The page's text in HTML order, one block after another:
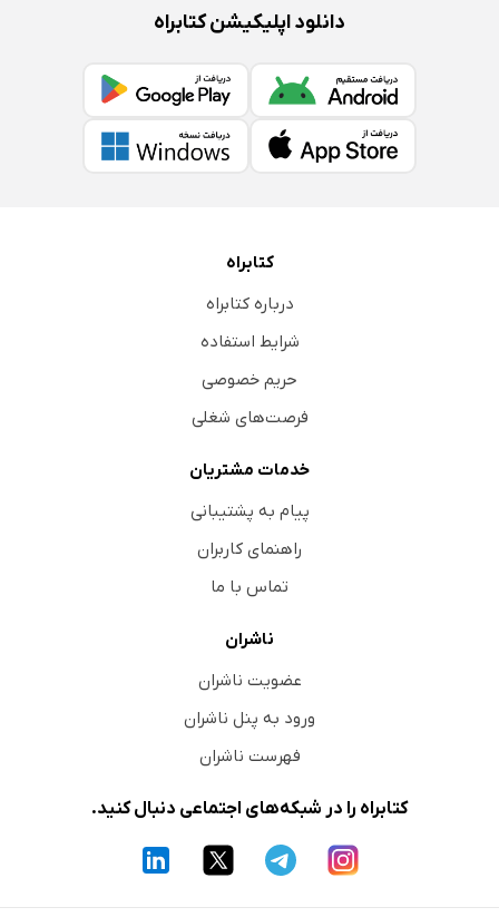
دانلود اپلیکیشن کتابراه
کتابراه
درباره کتابراه
شرایط استفاده
حریم خصوصی
فرصت‌های شغلی
خدمات مشتریان
پیام به پشتیبانی
راهنمای کاربران
تماس با ما
ناشران
عضویت ناشران
ورود به پنل ناشران
فهرست ناشران
کتابراه را در شبکه‌های اجتماعی دنبال کنید.